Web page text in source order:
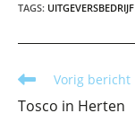
TAGS: UITGEVERSBEDRIJF
Lees
artikelen
Vorig bericht
Tosco in Herten